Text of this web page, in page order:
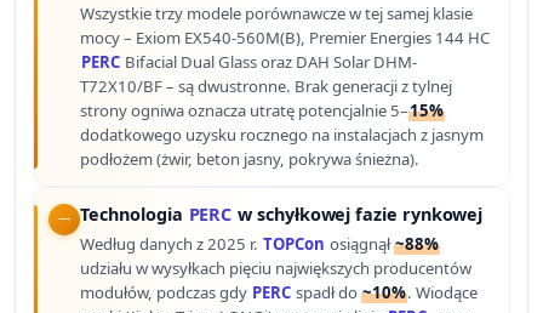
Wszystkie trzy modele porównawcze w tej samej klasie
mocy – Exiom EX540-560M(B), Premier Energies 144 HC
PERC Bifacial Dual Glass oraz DAH Solar DHM-
T72X10/BF – są dwustronne. Brak generacji z tylnej
strony ogniwa oznacza utratę potencjalnie 5–15%
dodatkowego uzysku rocznego na instalacjach z jasnym
podłożem (żwir, beton jasny, pokrywa śnieżna).
Technologia PERC w schyłkowej fazie rynkowej
Według danych z 2025 r. TOPCon osiągnął~88%
udziału w wysyłkach pięciu największych producentów
modułów, podczas gdy PERC spadł do~10%. Wiodące